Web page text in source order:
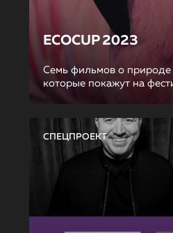
ECOCUP 2023
Семь фильмов о природе
которые покажут на
СПЕЦПРОЕКТ